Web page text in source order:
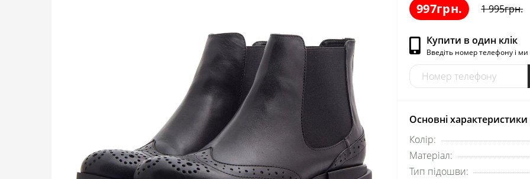
997грн. 1 995грн.
Купити в один клік
Введіть номер телефону і
Основні характеристики
Колір:
Матеріал:
Тип підошви: